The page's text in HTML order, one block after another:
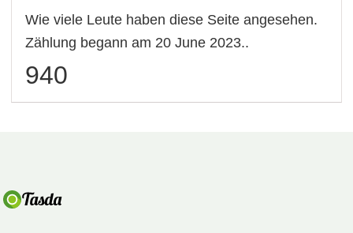
Wie viele Leute haben diese Seite angesehen.
Zählung begann am 20 June 2023..
940